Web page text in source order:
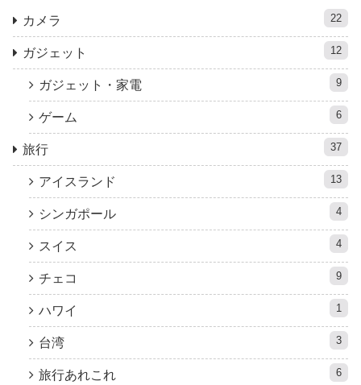
カメラ 22
ガジェット 12
ガジェット・家電 9
ゲーム 6
旅行 37
アイスランド 13
シンガポール 4
スイス 4
チェコ 9
ハワイ 1
台湾 3
旅行あれこれ 6